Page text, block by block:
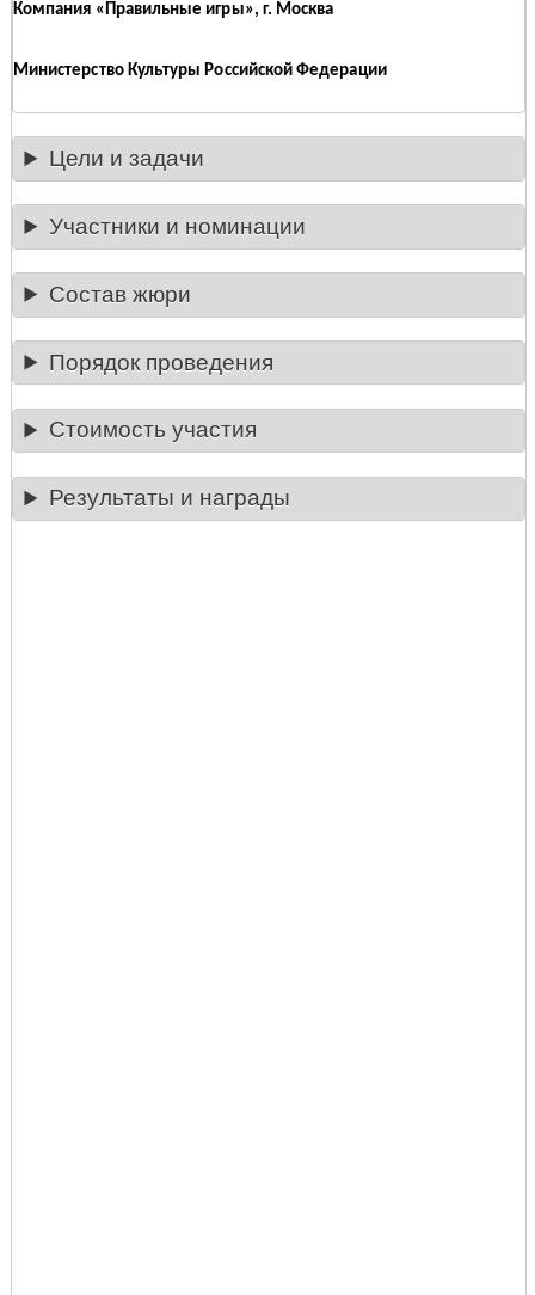
Компания «Правильные игры», г. Москва
Министерство Культуры Российской Федерации
Цели и задачи
Участники и номинации
Состав жюри
Порядок проведения
Стоимость участия
Результаты и награды